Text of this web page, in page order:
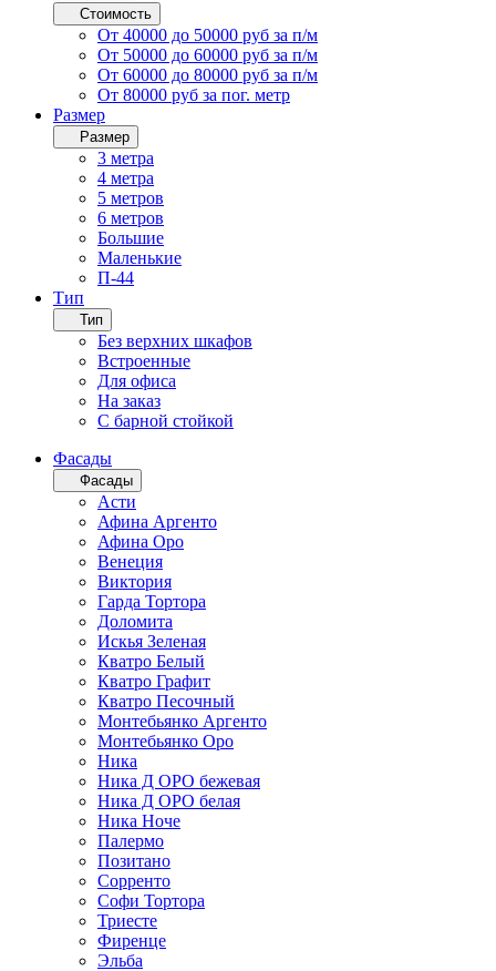
Стоимость
От 40000 до 50000 руб за п/м
От 50000 до 60000 руб за п/м
От 60000 до 80000 руб за п/м
От 80000 руб за пог. метр
Размер
Размер
3 метра
4 метра
5 метров
6 метров
Большие
Маленькие
П-44
Тип
Тип
Без верхних шкафов
Встроенные
Для офиса
На заказ
С барной стойкой
Фасады
Фасады
Асти
Афина Аргенто
Афина Оро
Венеция
Виктория
Гарда Тортора
Доломита
Искья Зеленая
Кватро Белый
Кватро Графит
Кватро Песочный
Монтебьянко Аргенто
Монтебьянко Оро
Ника
Ника Д ОРО бежевая
Ника Д ОРО белая
Ника Ноче
Палермо
Позитано
Сорренто
Софи Тортора
Триесте
Фиренце
Эльба